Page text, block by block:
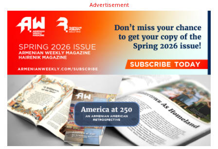
Advertisement